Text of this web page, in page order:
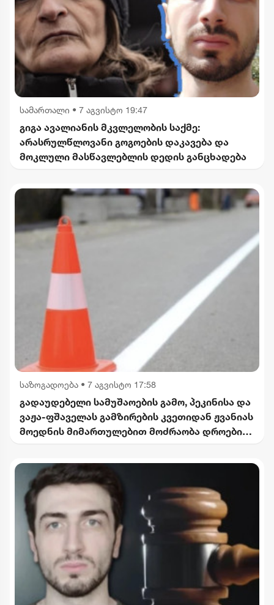
სამართალი • 7 აგვისტო 19:47
გიგა ავალიანის მკვლელობის საქმე:
არასრულწლოვანი გოგოების დაკავება და
მოკლული მასწავლებლის დედის განცხადება
საზოგადოება • 7 აგვისტო 17:58
გადაუდებელი სამუშაოების გამო, პეკინისა და
ვაჟა-ფშაველას გამზირების კვეთიდან ჟვანიას
მოედნის მიმართულებით მოძრაობა დროებით